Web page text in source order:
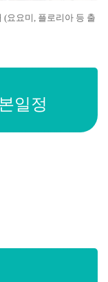
요요미, 플로리아 등 출
일정